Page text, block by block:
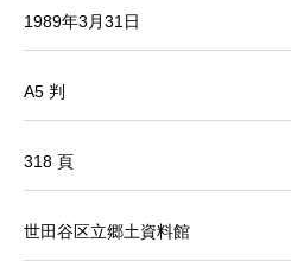
1989年3月31日
A5 判
318 頁
世田谷区立郷土資料館